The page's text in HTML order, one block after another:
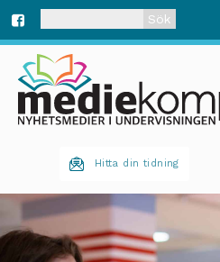
ce
När automatisk
Hitta din tidning